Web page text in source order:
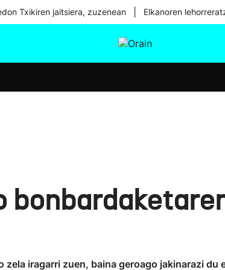
Txikiren jaitsiera, zuzenean Elkanoren
iragarri zuen, baina geroago jakinarazi